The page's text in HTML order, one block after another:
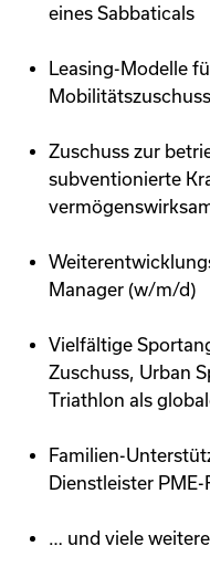
eines Sabbaticals
Leasing-Modelle
Mobilitätszuschuss
Zuschuss zur
subventionierte
Manager (w/m/d)
Vielfältige
Zuschuss, Urban
Triathlon als
Familien-
Dienstleister
… und viele